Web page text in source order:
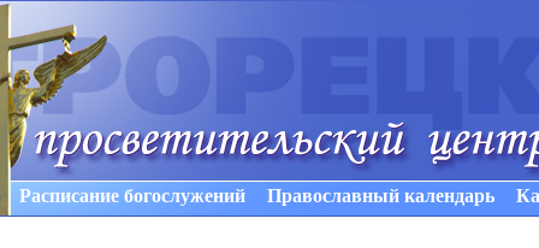
Расписание богослужений Православный календарь